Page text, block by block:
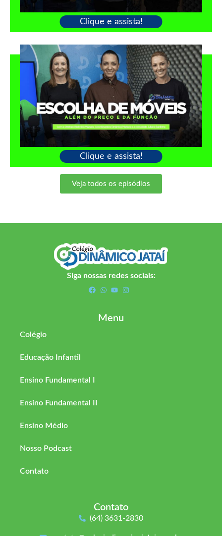
Clique e assista!
Clique e assista!
Veja todos os episódios
Siga nossas redes sociais:
Menu
Colégio
Educação Infantil
Ensino Fundamental I
Ensino Fundamental II
Ensino Médio
Nosso Podcast
Contato
Contato
(64) 3631-2830